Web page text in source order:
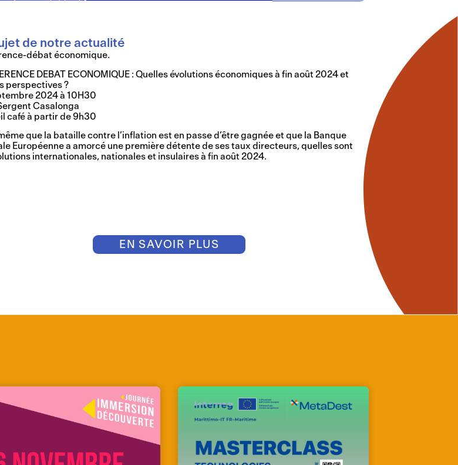
de notre actualité
débat économique.
DEBAT ECONOMIQUE : Quelles évolutions économiques à fin août 2024 et
perspectives ?
2024 à 10H30
Casalonga
café à partir de 9h30
que la bataille contre l’inflation est en passe d’être gagnée et que la Banque
Européenne a amorcé une première détente de ses taux directeurs, quelles sont
internationales, nationales et insulaires à fin août 2024.
EN SAVOIR PLUS